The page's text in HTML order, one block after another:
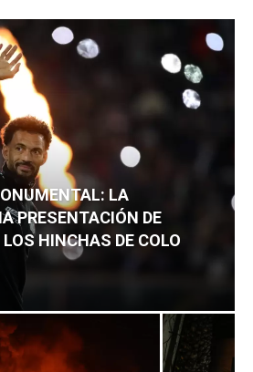
LA
PRESENTACIÓN DE
HINCHAS DE COLO